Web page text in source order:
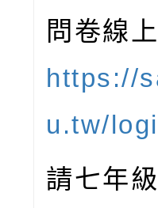
問卷線
https://
u.tw/
請七年